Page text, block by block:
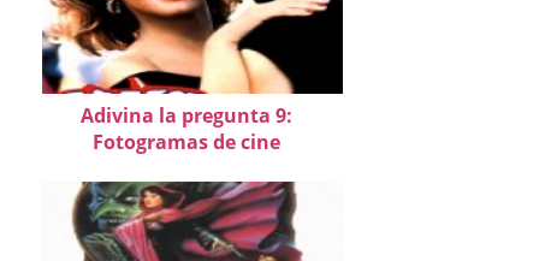
Adivina la pregunta 9:
Fotogramas de cine